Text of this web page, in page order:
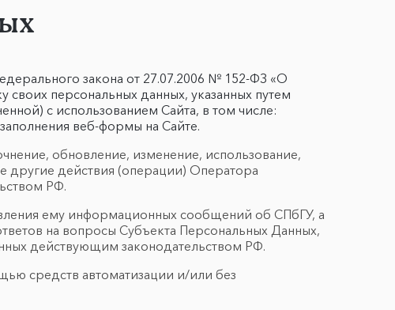
закона от 27.07.2006 № 152-ФЗ «О
персональных данных, указанных путем
с использованием Сайта, в том числе:
веб-формы на Сайте.
обновление, изменение, использование,
другие действия (операции) Оператора
РФ.
ему информационных сообщений об СПбГУ, а
на вопросы Субъекта Персональных Данных,
действующим законодательством РФ.
средств автоматизации и/или без